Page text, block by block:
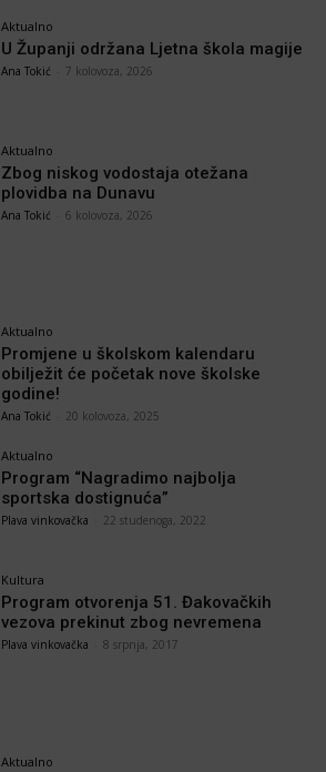
Aktualno
U Županji održana Ljetna škola magije
Ana Tokić 7 kolovoza, 2026
Aktualno
Zbog niskog vodostaja otežana
plovidba na Dunavu
Ana Tokić 6 kolovoza, 2026
Aktualno
Promjene u školskom kalendaru
obilježit će početak nove školske
godine!
Ana Tokić 20 kolovoza, 2025
Aktualno
Program “Nagradimo najbolja
sportska dostignuća”
Plava vinkovačka 22 studenoga, 2022
Kultura
Program otvorenja 51. Đakovačkih
vezova prekinut zbog nevremena
Plava vinkovačka 8 srpnja, 2017
Aktualno